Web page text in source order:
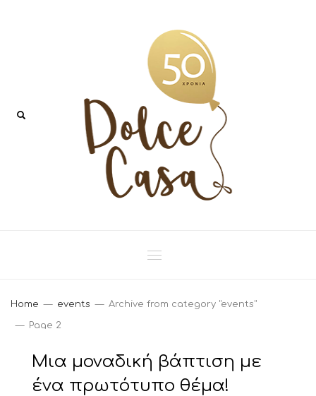
Home events Archive from category "events"
Page 2
Μια μοναδική βάπτιση με
ένα πρωτότυπο θέμα!